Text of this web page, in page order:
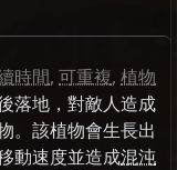
時間, 可重複, 植物
落地，對敵人造成
。該植物會生長出
動速度並造成混沌